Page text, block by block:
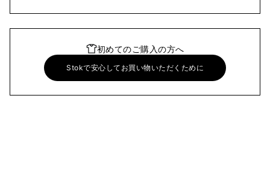
初めてのご購入の方へ
Stokで安心してお買い物いただくために